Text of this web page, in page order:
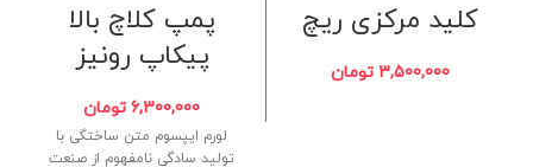
کلید مرکزی ریچ
3,500,000 تومان
پمپ کلاچ بالا
پیکاپ رونیز
6,300,000 تومان
لورم ایپسوم متن ساختگی با
تولید سادگی نامفهوم از صنعت